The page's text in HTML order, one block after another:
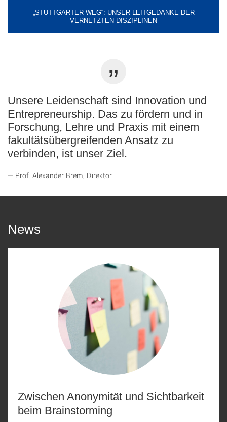
„STUTTGARTER WEG“: UNSER LEITGEDANKE DER
VERNETZTEN DISZIPLINEN
Unsere Leidenschaft sind Innovation und
Entrepreneurship. Das zu fördern und in
Forschung, Lehre und Praxis mit einem
fakultätsübergreifenden Ansatz zu
verbinden, ist unser Ziel.
Prof. Alexander Brem, Direktor
News
Zwischen Anonymität und Sichtbarkeit
beim Brainstorming